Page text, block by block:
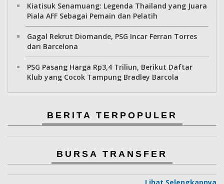
Kiatisuk Senamuang: Legenda Thailand yang Juara
Piala AFF Sebagai Pemain dan Pelatih
Gagal Rekrut Diomande, PSG Incar Ferran Torres
dari Barcelona
PSG Pasang Harga Rp3,4 Triliun, Berikut Daftar
Klub yang Cocok Tampung Bradley Barcola
BERITA TERPOPULER
BURSA TRANSFER
Lihat Selengkapnya